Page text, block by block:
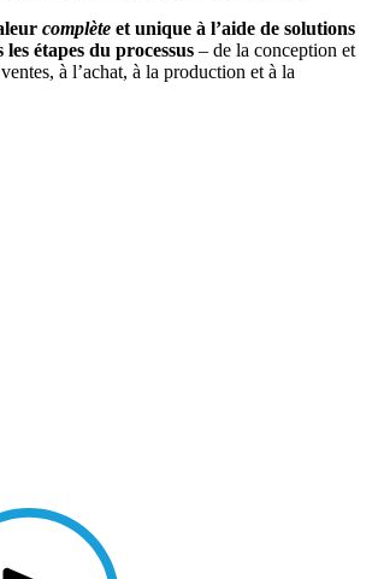
complète et unique à l’aide de solutions
étapes du processus – de la conception et
à l’achat, à la production et à la